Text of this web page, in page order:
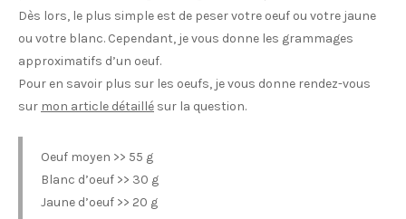
Dès lors, le plus simple est de peser votre oeuf ou votre jaune
ou votre blanc. Cependant, je vous donne les grammages
approximatifs d’un oeuf.
Pour en savoir plus sur les oeufs, je vous donne rendez-vous
sur mon article détaillé sur la question.
Oeuf moyen >> 55 g
Blanc d’oeuf >> 30 g
Jaune d’oeuf >> 20 g